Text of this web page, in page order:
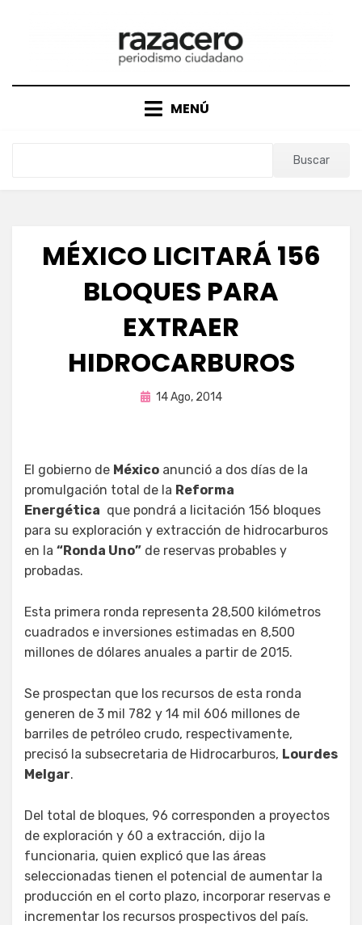
MENÚ
Buscar
MÉXICO LICITARÁ 156
BLOQUES PARA
EXTRAER
HIDROCARBUROS
porEnrique
Publicada
14 Ago, 2014
El gobierno de México anunció a dos días de la
promulgación total de la Reforma
Energética que pondrá a licitación 156 bloques
para su exploración y extracción de hidrocarburos
en la “Ronda Uno” de reservas probables y
probadas.
Esta primera ronda representa 28,500 kilómetros
cuadrados e inversiones estimadas en 8,500
millones de dólares anuales a partir de 2015.
Se prospectan que los recursos de esta ronda
generen de 3 mil 782 y 14 mil 606 millones de
barriles de petróleo crudo, respectivamente,
precisó la subsecretaria de Hidrocarburos, Lourdes
Melgar.
Del total de bloques, 96 corresponden a proyectos
de exploración y 60 a extracción, dijo la
funcionaria, quien explicó que las áreas
seleccionadas tienen el potencial de aumentar la
producción en el corto plazo, incorporar reservas e
incrementar los recursos prospectivos del país.